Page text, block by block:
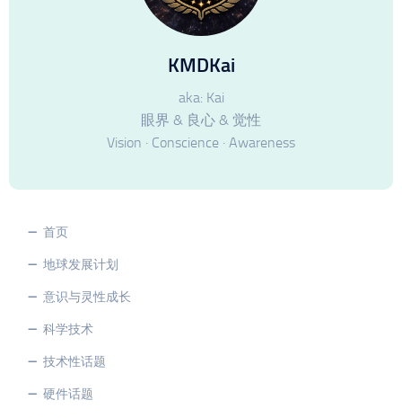
KMDKai
aka: Kai
眼界 & 良心 & 觉性
Vision · Conscience · Awareness
首页
地球发展计划
意识与灵性成长
科学技术
技术性话题
硬件话题